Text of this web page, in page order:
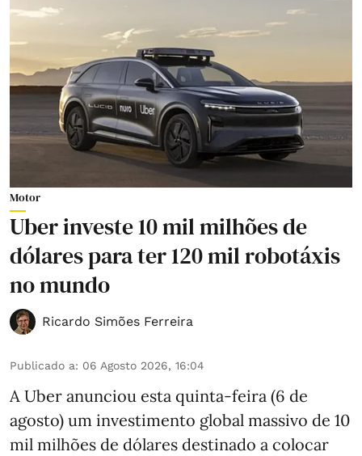
Motor
Uber investe 10 mil milhões de
dólares para ter 120 mil robotáxis
no mundo
Ricardo Simões Ferreira
Publicado a: 06 Agosto 2026, 16:04
A Uber anunciou esta quinta-feira (6 de
agosto) um investimento global massivo de 10
mil milhões de dólares destinado a colocar